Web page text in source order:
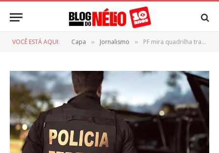
VOCÊ ESTÁ AQUI: Capa » Jornalismo » PF mira quadrilha transnacional, prende policiais e bloqueia milhões em operação